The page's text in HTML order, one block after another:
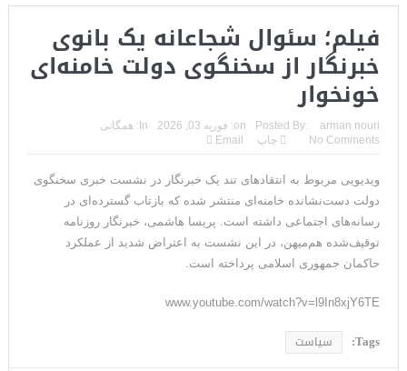
در راه است
حمله دوباره حوثی‌ها به عربستان؛ سپاه: هیچ توافقی را نهایی
نخواهیم کرد+تحلیل
ترامپ: سرمایه‌گذاران دریافته‌اند که آمریکا در حال پیروزی است
مذاکرات تنگه هرمز به نتیجه نرسید؛ سپاه جنگ را برگزید/بازگشت دو
ناو هواپیمابر
ونزوئلا؛ منتقدان ترامپ اذعان می‌کنند که حق با او بود وضعیت
بهبود یافته است
ترامپ: این آخرین فرصت برای حکومت ایران است، امیدوارم سر عقل
فیلم؛ سئوال شجاعانه یک بانوی
خبرنگار از سخنگوی دولت خامنه‌ای
خونخوار
Posted By: arman nouri
on: فوریه 03, 2026 In:
همگانی
No Comments
چاپ Email
ویدیویی مربوط به انتقادهای تند یک خبرنگار در نشست خبری سخنگوی
دولت دست‌نشانده خامنه‌ای منتشر شده که بازتاب گسترده‌ای در
رسانه‌های اجتماعی داشته است. پریسا هاشمی، خبرنگار روزنامه
توقیف‌شده هم‌میهن، در این نشست به اعتراض شدید از عملکرد
حاکمان جمهوری اسلامی پرداخته است.
www.youtube.com/watch?v=l9In8xjY6TE
Tags: سیاست